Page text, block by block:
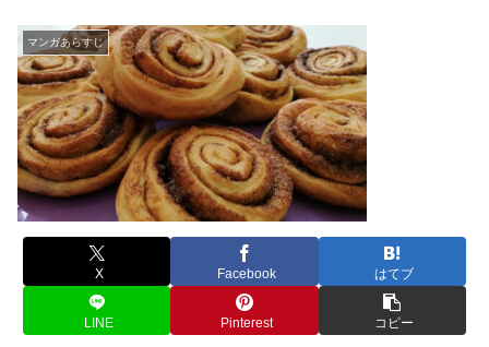
マンガあらすじ
X Facebook はてブ
LINE Pinterest コピー